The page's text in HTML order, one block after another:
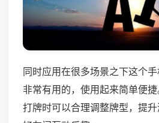
同时应用在很多场景之下这个
非常有用的，使用起来简单便
打牌时可以合理调整牌型，提